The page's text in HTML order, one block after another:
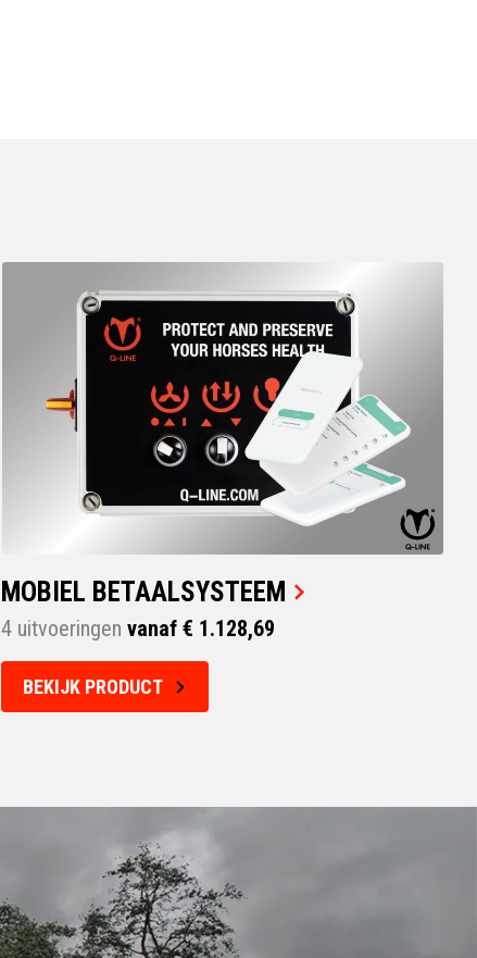
MOBIEL BETAALSYSTEEM
4 uitvoeringen vanaf € 1.128,69
BEKIJK PRODUCT